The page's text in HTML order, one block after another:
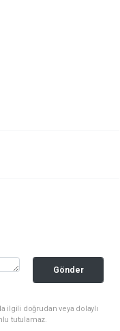
Gönder
ilgili doğrudan veya dolaylı
tutulamaz.